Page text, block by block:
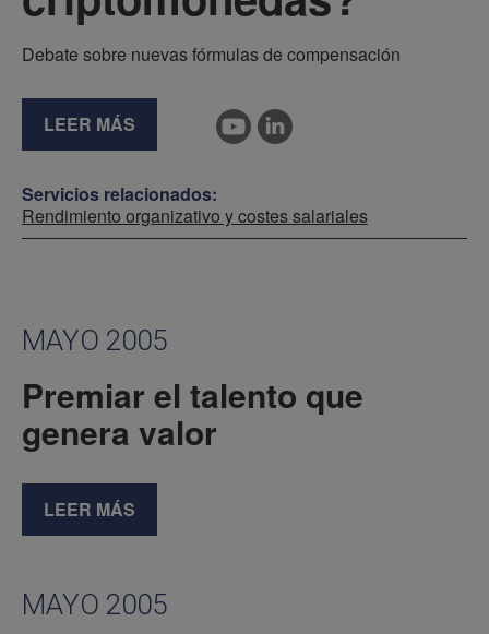
Debate sobre nuevas fórmulas de compensación
LEER MÁS
Servicios relacionados:
Rendimiento organizativo y costes salariales
MAYO 2005
Premiar el talento que
genera valor
LEER MÁS
MAYO 2005